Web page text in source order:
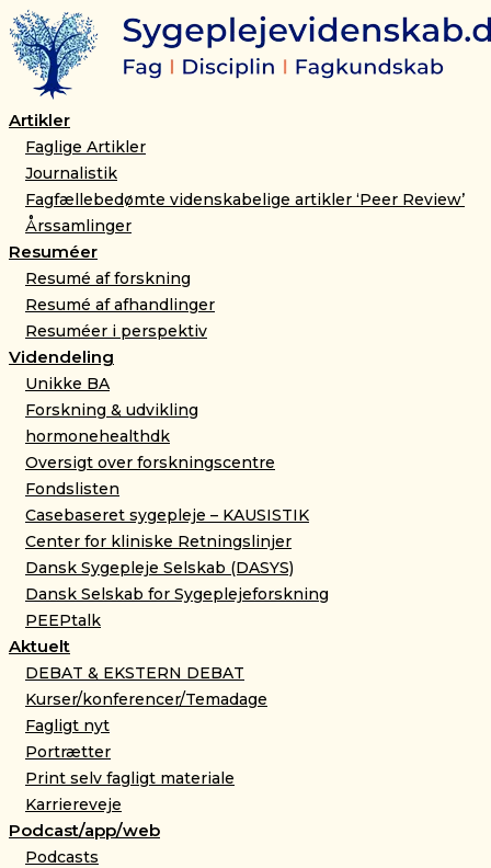
Gå
til
indholdet
Artikler
Faglige Artikler
Journalistik
Fagfællebedømte videnskabelige artikler ‘Peer Review’
Årssamlinger
Resuméer
Resumé af forskning
Resumé af afhandlinger
Resuméer i perspektiv
Videndeling
Unikke BA
Forskning & udvikling
hormonehealthdk
Oversigt over forskningscentre
Fondslisten
Casebaseret sygepleje – KAUSISTIK
Center for kliniske Retningslinjer
Dansk Sygepleje Selskab (DASYS)
Dansk Selskab for Sygeplejeforskning
PEEPtalk
Aktuelt
DEBAT & EKSTERN DEBAT
Kurser/konferencer/Temadage
Fagligt nyt
Portrætter
Print selv fagligt materiale
Karriereveje
Podcast/app/web
Podcasts